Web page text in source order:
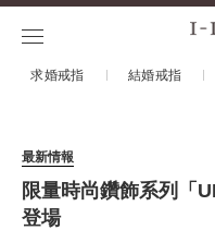
求婚戒指 結婚戒指
最新情報
限量時尚鑽飾系列「
登場